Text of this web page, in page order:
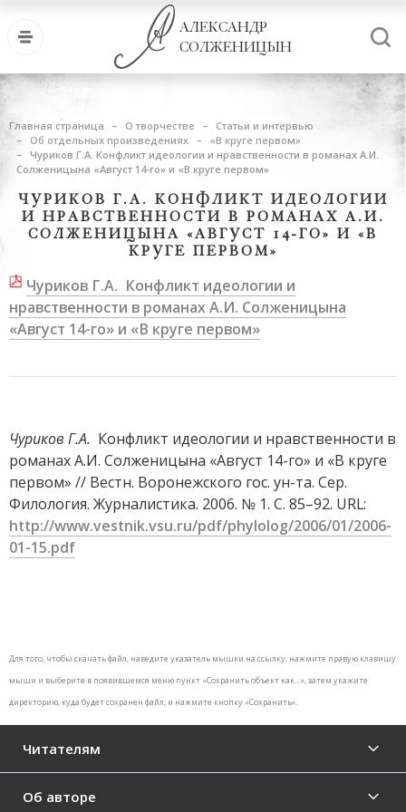
АЛЕКСАНДР
СОЛЖЕНИЦЫН
Главная страница О творчестве
Статьи и интервью
Об отдельных произведениях
«В круге первом»
Чуриков Г.А. Конфликт идеологии и нравственности в романах А.И.
Солженицына «Август 14-го» и «В круге первом»
ЧУРИКОВ Г.А. КОНФЛИКТ ИДЕОЛОГИИ
И НРАВСТВЕННОСТИ В РОМАНАХ А.И.
СОЛЖЕНИЦЫНА «АВГУСТ 14-ГО» И «В
КРУГЕ ПЕРВОМ»
Чуриков Г.А. Конфликт идеологии и
нравственности в романах А.И. Солженицына
«Август 14-го» и «В круге первом»
Чуриков Г.А. Конфликт идеологии и нравственности в
романах А.И. Солженицына «Август 14-го» и «В круге
первом» // Вестн. Воронежского гос. ун-та. Сер.
Филология. Журналистика. 2006. № 1. С. 85–92. URL:
http://www.vestnik.vsu.ru/pdf/phylolog/2006/01/2006-
01-15.pdf
Для того, чтобы скачать файл, наведите указатель мышки на ссылку, нажмите правую клавишу
мыши и выберите в появившемся меню пункт «Сохранить объект как…», затем укажите
директорию, куда будет сохранен файл, и нажмите кнопку «Сохранить».
Читателям
Об авторе